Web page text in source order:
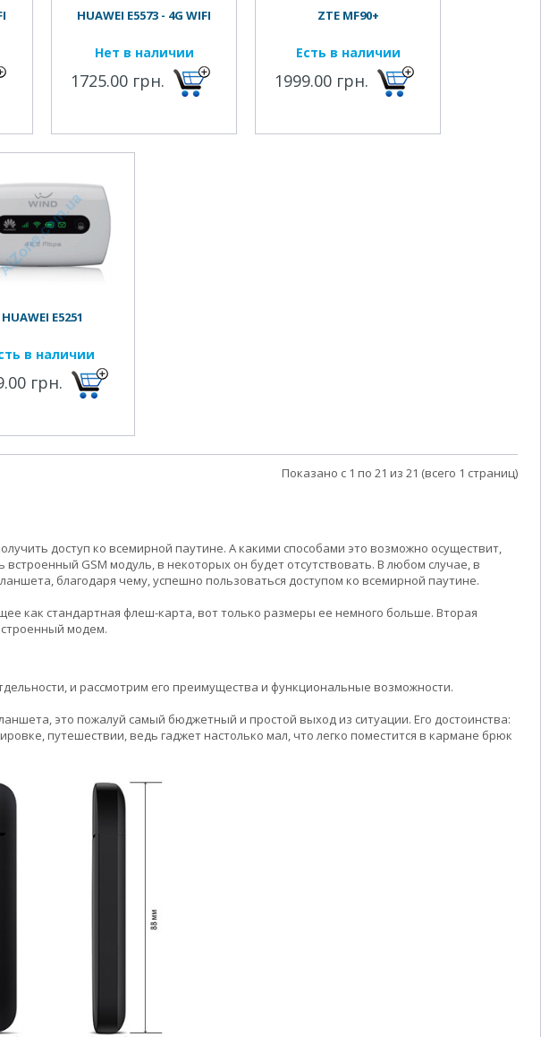
HUAWEI E5573 - 4G WIFI
Нет в наличии
1725.00 грн.
ZTE MF90+
Есть в наличии
1999.00 грн.
HUAWEI E5251
в наличии
грн.
Показано с 1 по 21 из 21 (всего 1 страниц)
доступ ко всемирной паутине. А какими способами это возможно осуществит,
GSM модуль, в некоторых он будет отсутствовать. В любом случае, в
благодаря чему, успешно пользоваться доступом ко всемирной паутине.
как стандартная флеш-карта, вот только размеры ее немного больше. Вторая
модем.
и рассмотрим его преимущества и функциональные возможности.
это пожалуй самый бюджетный и простой выход из ситуации. Его достоинства:
путешествии, ведь гаджет настолько мал, что легко поместится в кармане брюк